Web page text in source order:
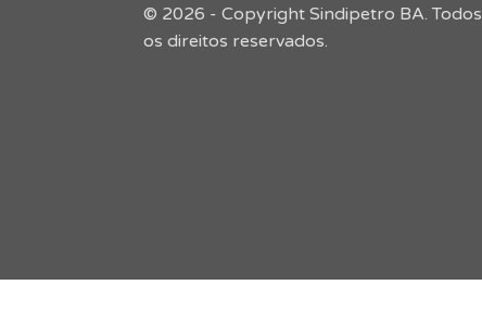
© 2026 - Copyright Sindipetro BA. Todos
os direitos reservados.